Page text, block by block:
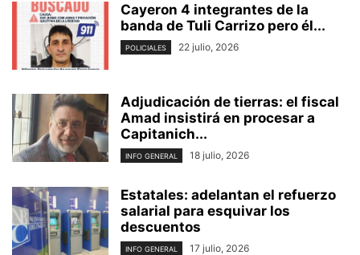
Cayeron 4 integrantes de la
banda de Tuli Carrizo pero él...
POLICIALES 22 julio, 2026
Adjudicación de tierras: el fiscal
Amad insistirá en procesar a
Capitanich...
INFO GENERAL 18 julio, 2026
Estatales: adelantan el refuerzo
salarial para esquivar los
descuentos
INFO GENERAL 17 julio, 2026